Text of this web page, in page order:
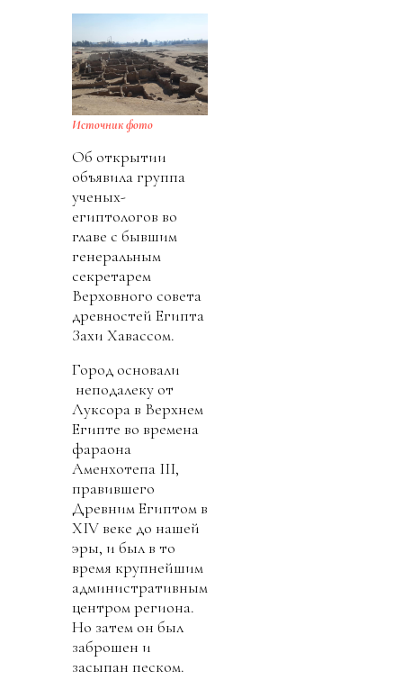
Источник фото
Об открытии
объявила группа
ученых-
египтологов во
главе с бывшим
генеральным
секретарем
Верховного совета
древностей Египта
Захи Хавассом.
Город основали
неподалеку от
Луксора в Верхнем
Египте во времена
фараона
Аменхотепа III,
правившего
Древним Египтом в
XIV веке до нашей
эры, и был в то
время крупнейшим
административным
центром региона.
Но затем он был
заброшен и
засыпан песком.